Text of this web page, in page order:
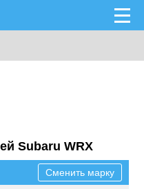
Subaru WRX
Сменить марку